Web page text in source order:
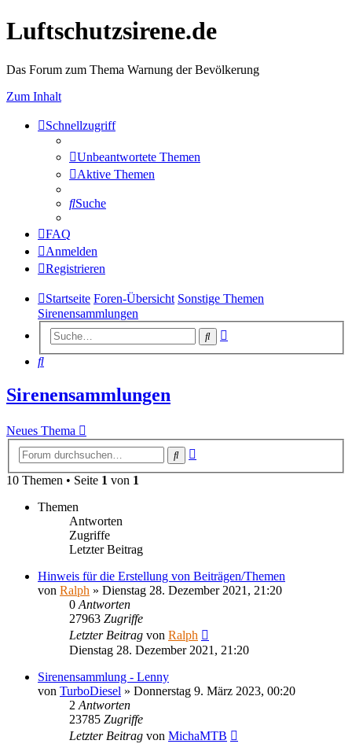
Luftschutzsirene.de
Das Forum zum Thema Warnung der Bevölkerung
Zum Inhalt
Schnellzugriff
Unbeantwortete Themen
Aktive Themen
Suche
FAQ
Anmelden
Registrieren
Startseite Foren-Übersicht Sonstige Themen
Sirenensammlungen
Suche
Suche
Sirenensammlungen
Neues Thema
Suche
10 Themen • Seite 1 von 1
Themen
Antworten
Zugriffe
Letzter Beitrag
Hinweis für die Erstellung von Beiträgen/Themen
von Ralph » Dienstag 28. Dezember 2021, 21:20
0 Antworten
27963 Zugriffe
Letzter Beitrag von Ralph
Dienstag 28. Dezember 2021, 21:20
Sirenensammlung - Lenny
von TurboDiesel » Donnerstag 9. März 2023, 00:20
2 Antworten
23785 Zugriffe
Letzter Beitrag von MichaMTB